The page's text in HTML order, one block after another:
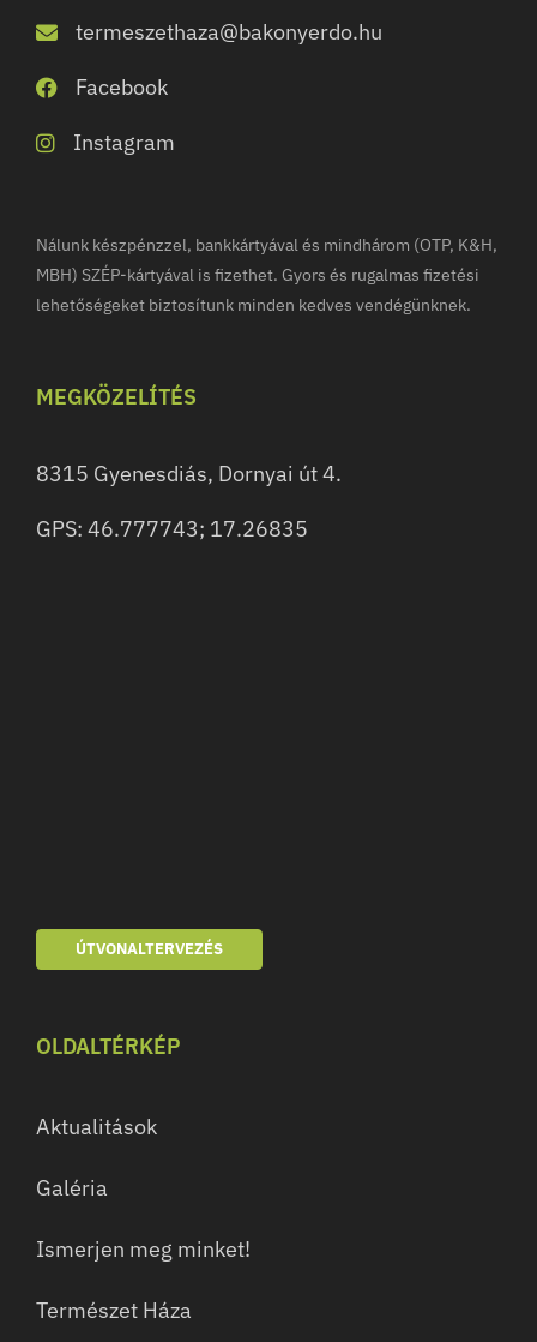
termeszethaza@bakonyerdo.hu
Facebook
Instagram
Nálunk készpénzzel, bankkártyával és mindhárom (OTP, K&H,
MBH) SZÉP-kártyával is fizethet. Gyors és rugalmas fizetési
lehetőségeket biztosítunk minden kedves vendégünknek.
MEGKÖZELÍTÉS
8315 Gyenesdiás, Dornyai út 4.
GPS: 46.777743; 17.26835
ÚTVONALTERVEZÉS
OLDALTÉRKÉP
Aktualitások
Galéria
Ismerjen meg minket!
Természet Háza